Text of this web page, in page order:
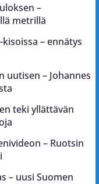
–
metrillä
– ennätys
– Johannes
teki yllättävän
– Ruotsin
– uusi Suomen